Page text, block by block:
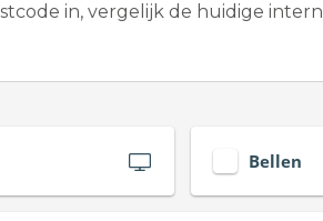
in, vergelijk de huidige
Bellen